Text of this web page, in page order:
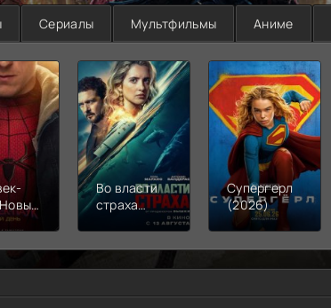
Сериалы Мультфильмы Аниме
Во власти
страха
Супергерл
(2026)